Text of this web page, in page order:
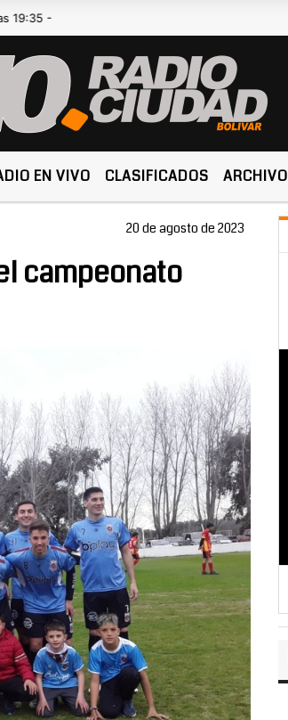
EN VIVO CLASIFICADOS ARCHIVO
20 de agosto de 2023
campeonato